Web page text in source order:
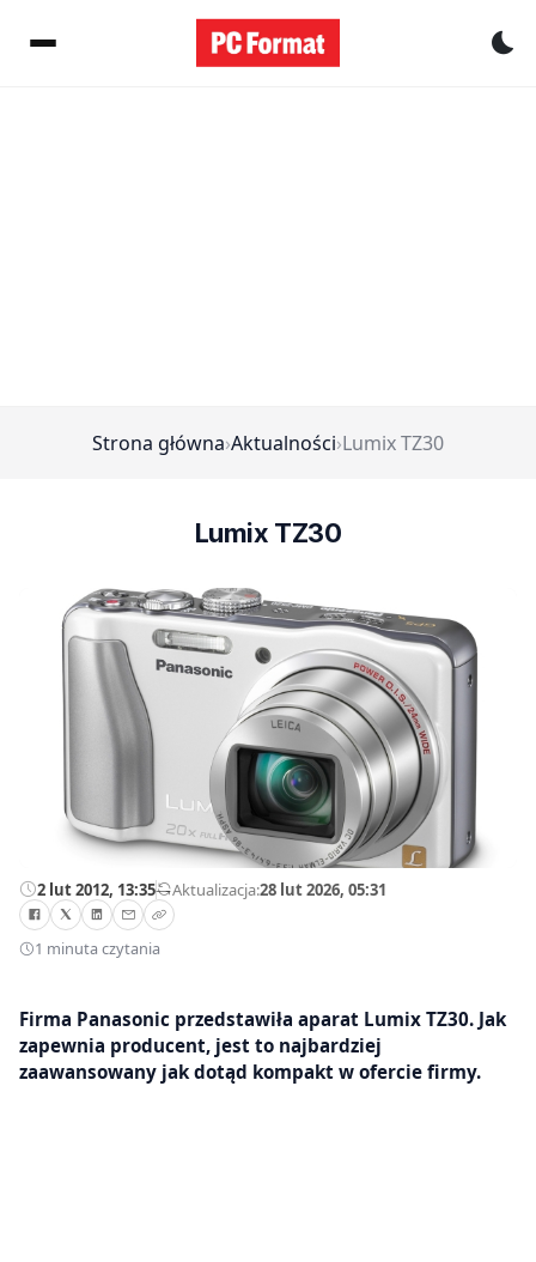
Strona główna›Aktualności›Lumix TZ30
Lumix TZ30
2 lut 2012, 13:35—Aktualizacja:28 lut 2026, 05:31
1 minuta czytania
Firma Panasonic przedstawiła aparat Lumix TZ30. Jak
zapewnia producent, jest to najbardziej
zaawansowany jak dotąd kompakt w ofercie firmy.